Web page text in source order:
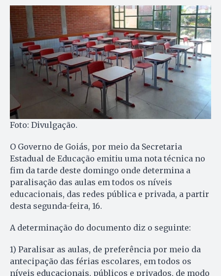
Foto: Divulgação.
O Governo de Goiás, por meio da Secretaria
Estadual de Educação emitiu uma nota técnica no
fim da tarde deste domingo onde determina a
paralisação das aulas em todos os níveis
educacionais, das redes pública e privada, a partir
desta segunda-feira, 16.
A determinação do documento diz o seguinte:
1) Paralisar as aulas, de preferência por meio da
antecipação das férias escolares, em todos os
níveis educacionais, públicos e privados, de modo